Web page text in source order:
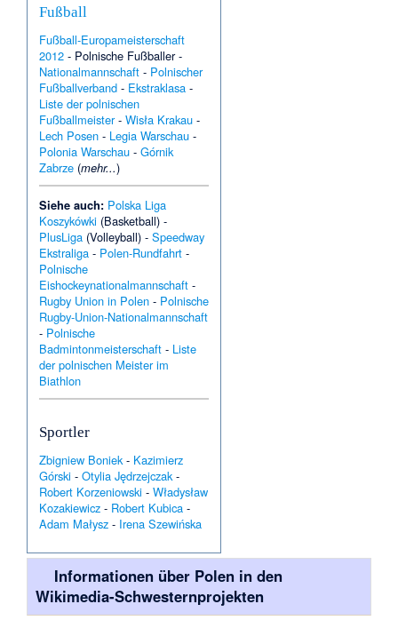
Fußball
Fußball-Europameisterschaft
2012 - Polnische Fußballer-
Nationalmannschaft - Polnischer
Fußballverband - Ekstraklasa -
Liste der polnischen
Fußballmeister-Wisła Krakau -
Lech Posen - Legia Warschau -
Polonia Warschau -Górnik
Zabrze (mehr...)
Siehe auch: Polska Liga
Koszykówki (Basketball) -
PlusLiga (Volleyball) -Speedway
Ekstraliga - Polen-Rundfahrt -
Polnische
Eishockeynationalmannschaft -
Rugby Union in Polen - Polnische
Rugby-Union-Nationalmannschaft
- Polnische
Badmintonmeisterschaft - Liste
der polnischen Meister im
Biathlon
Sportler
Zbigniew Boniek - Kazimierz
Górski -Otylia Jędrzejczak -
Robert Korzeniowski -Władysław
Kozakiewicz - Robert Kubica -
Adam Małysz - Irena Szewińska
Informationen über Polen in den
Wikimedia-Schwesternprojekten